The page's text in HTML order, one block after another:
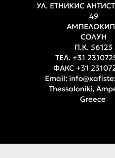
УЛ. ЕТНИКИС
49
СОЛУН
П.К. 56123
ТЕЛ. +31
ФАКС +31
Email:
Thessaloniki,
Greece